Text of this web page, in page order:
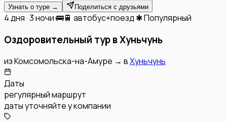
Узнать о туре → Поделиться с друзьями
4 дня · 3 ночи🚌🚆 автобус+поезд ✱ Популярный
Оздоровительный тур в Хуньчунь
изКомсомольска-на-Амуре → вХуньчунь
Даты
регулярный маршрут
даты уточняйте у компании